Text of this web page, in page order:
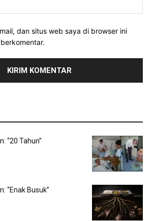
dan situs web saya di browser ini
“20 Tahun”
“Enak Busuk”